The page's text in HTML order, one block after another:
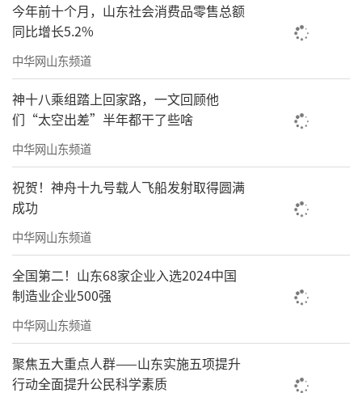
今年前十个月，山东社会消费品零售总额
同比增长5.2%
中华网山东频道
神十八乘组踏上回家路，一文回顾他
们“太空出差”半年都干了些啥
中华网山东频道
祝贺！神舟十九号载人飞船发射取得圆满
成功
中华网山东频道
全国第二！山东68家企业入选2024中国
制造业企业500强
中华网山东频道
聚焦五大重点人群——山东实施五项提升
行动全面提升公民科学素质